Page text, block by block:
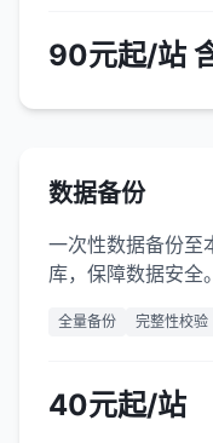
90元起/站
数据备份
一次性数据备份至
库，保障数据安全。
全量备份 完整性校验
40元起/站